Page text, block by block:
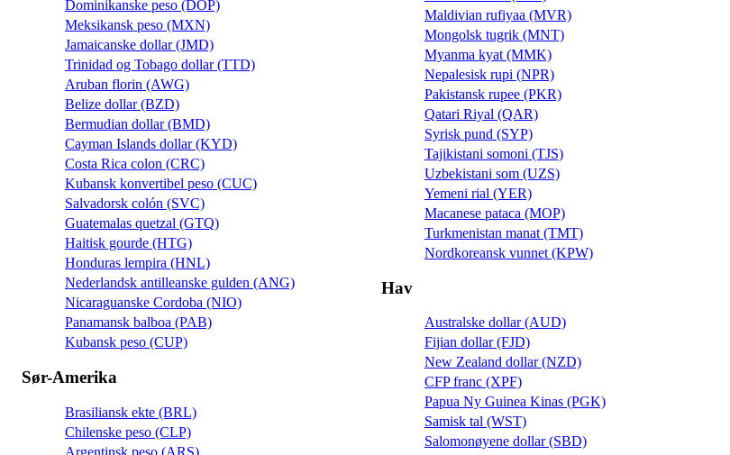
Dominikanske peso (DOP)
Meksikansk peso (MXN)
Jamaicanske dollar (JMD)
Trinidad og Tobago dollar (TTD)
Aruban florin (AWG)
Belize dollar (BZD)
Bermudian dollar (BMD)
Cayman Islands dollar (KYD)
Costa Rica colon (CRC)
Kubansk konvertibel peso (CUC)
Salvadorsk colón (SVC)
Guatemalas quetzal (GTQ)
Haitisk gourde (HTG)
Honduras lempira (HNL)
Nederlandsk antilleanske gulden (ANG)
Nicaraguanske Cordoba (NIO)
Panamansk balboa (PAB)
Kubansk peso (CUP)
Sør-Amerika
Brasiliansk ekte (BRL)
Chilenske peso (CLP)
Argentinsk peso (ARS)
Maldivian rufiyaa (MVR)
Mongolsk tugrik (MNT)
Myanma kyat (MMK)
Nepalesisk rupi (NPR)
Pakistansk rupee (PKR)
Qatari Riyal (QAR)
Syrisk pund (SYP)
Tajikistani somoni (TJS)
Uzbekistani som (UZS)
Yemeni rial (YER)
Macanese pataca (MOP)
Turkmenistan manat (TMT)
Nordkoreansk vunnet (KPW)
Hav
Australske dollar (AUD)
Fijian dollar (FJD)
New Zealand dollar (NZD)
CFP franc (XPF)
Papua Ny Guinea Kinas (PGK)
Samisk tal (WST)
Salomonøyene dollar (SBD)